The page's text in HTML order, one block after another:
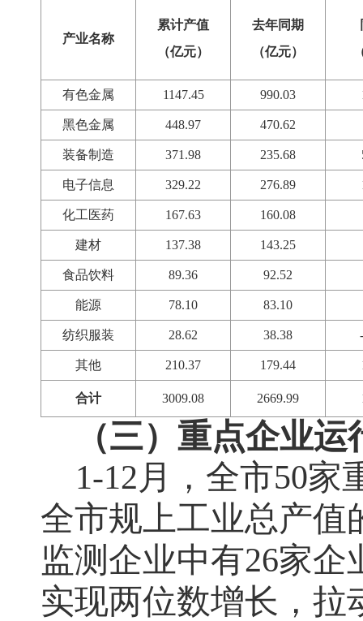
产业名称
累计产值
（亿元）
去年同期
（亿元）
有色金属 1147.45 990.03
黑色金属 448.97 470.62
装备制造 371.98 235.68
电子信息 329.22 276.89
化工医药 167.63 160.08
建材 137.38 143.25
食品饮料 89.36 92.52
能源 78.10 83.10
纺织服装 28.62 38.38
其他 210.37 179.44
合计 3009.08 2669.99
（三）重点企业运
1-12 月，全市50家
全市规上工业总产值
监测企业中有26家企
实现两位数增长，拉